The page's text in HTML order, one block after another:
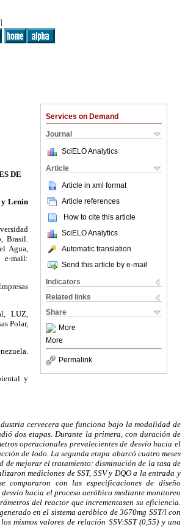
Services on Demand
Journal
SciELO Analytics
Article
Article in xml format
Article references
How to cite this article
SciELO Analytics
Automatic translation
Send this article by e-mail
Indicators
Related links
Share
More
More
Permalink
DE
y Lenin
Brasil.
Agua,
e-mail:
LUZ,
Polar,
y
cervecera que funciona bajo la modalidad de
dos etapas. Durante la primera, con duración de
operacionales prevalecientes de desvío hacia el
de lodo. La segunda etapa abarcó cuatro meses
mejorar el tratamiento: disminución de la tasa de
mediciones de SST, SSV y DQO a la entrada y
con las especificaciones de diseño
hacia el proceso aeróbico mediante monitoreo
del reactor que incrementasen su eficiencia.
en el sistema aeróbico de 3670mg SST/l con
mismos valores de relación SSV:SST (0,55) y una